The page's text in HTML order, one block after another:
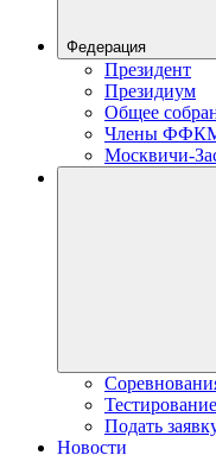
Федерация
Президент
Президиум
Общее
Члены
Москвичи-
Тестирование
Подать
Новости